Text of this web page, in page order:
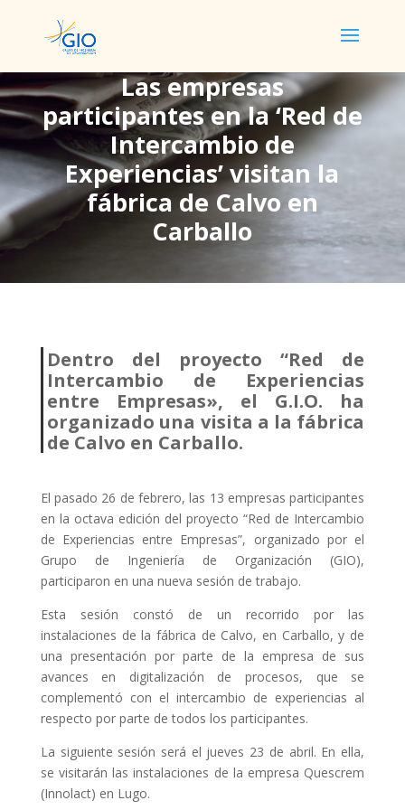
Las empresas
participantes en la ‘Red
de Intercambio de
Experiencias’ visitan la
fábrica de Calvo en
Carballo
Las empresas
participantes en la ‘Red de
Intercambio de
Experiencias’ visitan la
fábrica de Calvo en
Carballo
Dentro del proyecto “Red de
Intercambio de Experiencias
entre Empresas», el G.I.O. ha
organizado una visita a la fábrica
de Calvo en Carballo.
El pasado 26 de febrero, las 13 empresas participantes
en la octava edición del proyecto “Red de Intercambio
de Experiencias entre Empresas”, organizado por el
Grupo de Ingeniería de Organización (GIO),
participaron en una nueva sesión de trabajo.
Esta sesión constó de un recorrido por las
instalaciones de la fábrica de Calvo, en Carballo, y de
una presentación por parte de la empresa de sus
avances en digitalización de procesos, que se
complementó con el intercambio de experiencias al
respecto por parte de todos los participantes.
La siguiente sesión será el jueves 23 de abril. En ella,
se visitarán las instalaciones de la empresa Quescrem
(Innolact) en Lugo.